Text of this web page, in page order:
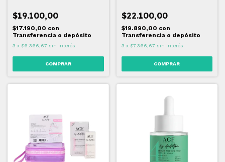
$19.100,00
$17.190,00 con
Transferencia o depósito
3 x $6.366,67 sin interés
$22.100,00
$19.890,00 con
Transferencia o depósito
3 x $7.366,67 sin interés